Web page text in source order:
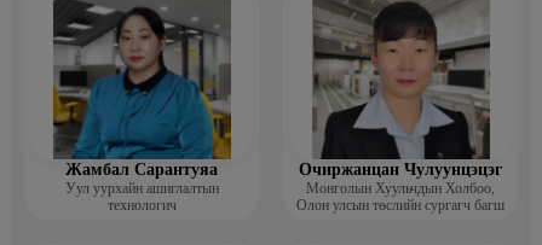
Жамбал Сарантуяа
Уул уурхайн ашиглалтын
технологич
Очиржанцан Чулуунцэцэг
Монголын Хуульчдын Холбоо,
Олон улсын төслийн сургагч багш